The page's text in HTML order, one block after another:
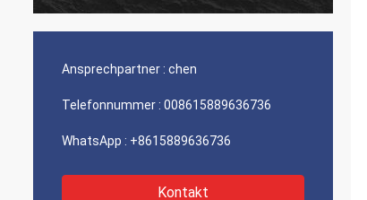
Ansprechpartner : chen
Telefonnummer : 008615889636736
WhatsApp : +8615889636736
Kontakt